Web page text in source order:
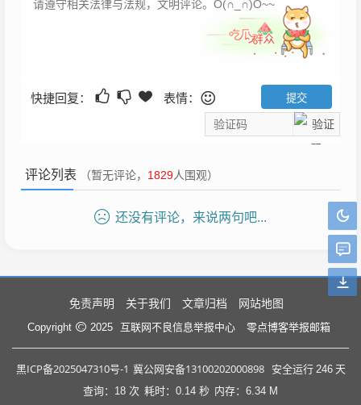
快捷回复： 表情：
评论列表 （暂无评论， 1829人围观）
还没有评论，来说两句吧...
免责声明 关于我们 文章归档 网站地图
Copyright 2025 互联网不良信息举报中心 零点博客举报邮箱
黑ICP备2025047310号-1 冀公网安备13100202000898 安全运行 246 天
查询：18 次 耗时：0.14 秒 内存：6.34 M